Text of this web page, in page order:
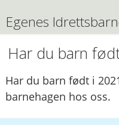
Egenes
Har du barn
Har du barn født i
barnehagen hos oss.